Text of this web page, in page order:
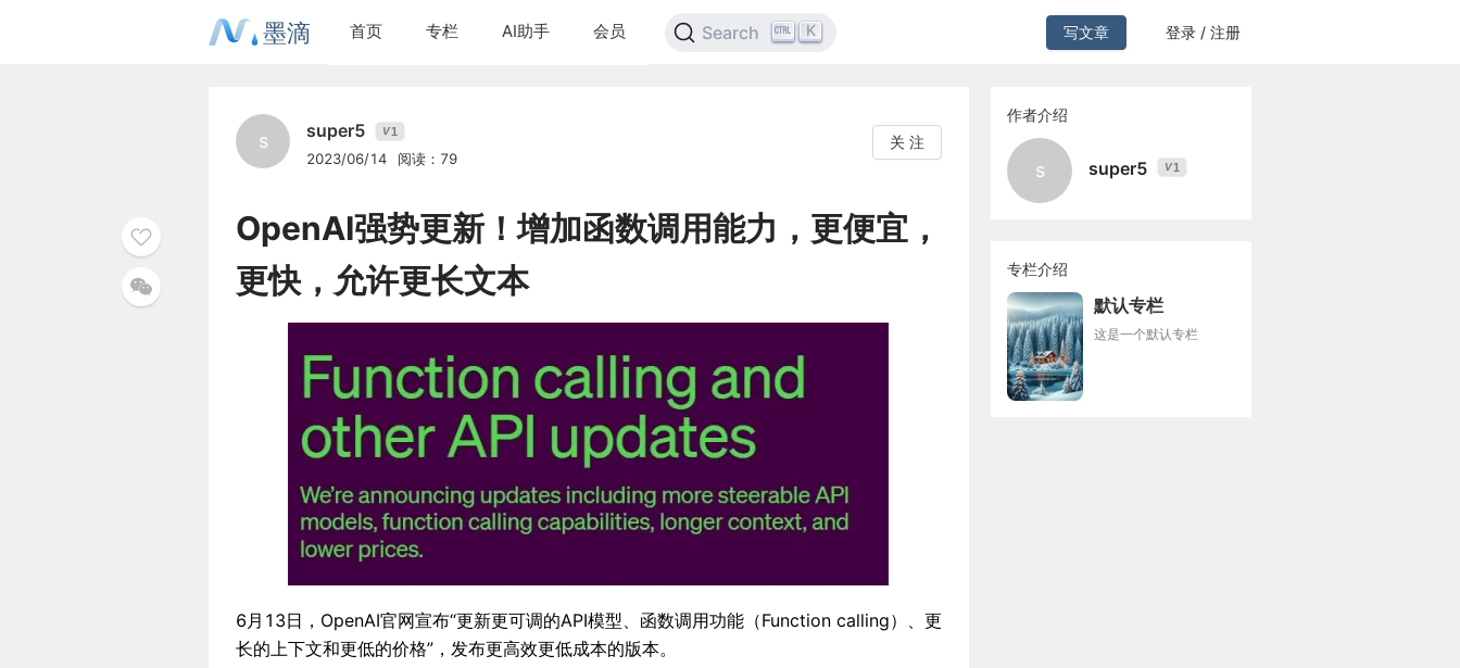
墨滴 首页 专栏 AI助手 会员 Search K 写文章 登录 / 注册
s super5 V1
2023/06/14 阅读：79
关 注
OpenAI强势更新！增加函数调用能力，更便宜，
更快，允许更长文本
6月13日，OpenAI官网宣布“更新更可调的API模型、函数调用功能（Function calling）、更
长的上下文和更低的价格”，发布更高效更低成本的版本。
作者介绍
s super5 V1
专栏介绍
默认专栏
这是一个默认专栏